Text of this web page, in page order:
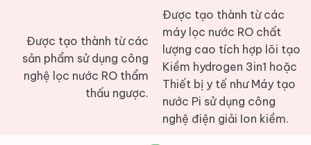
Được tạo thành từ các
sản phẩm sử dụng công
nghệ lọc nước RO thẩm
thấu ngược.
Được tạo thành từ các
máy lọc nước RO chất
lượng cao tích hợp lõi tạo
Kiềm hydrogen 3in1 hoặc
Thiết bị y tế như Máy tạo
nước Pi sử dụng công
nghệ điện giải Ion kiềm.